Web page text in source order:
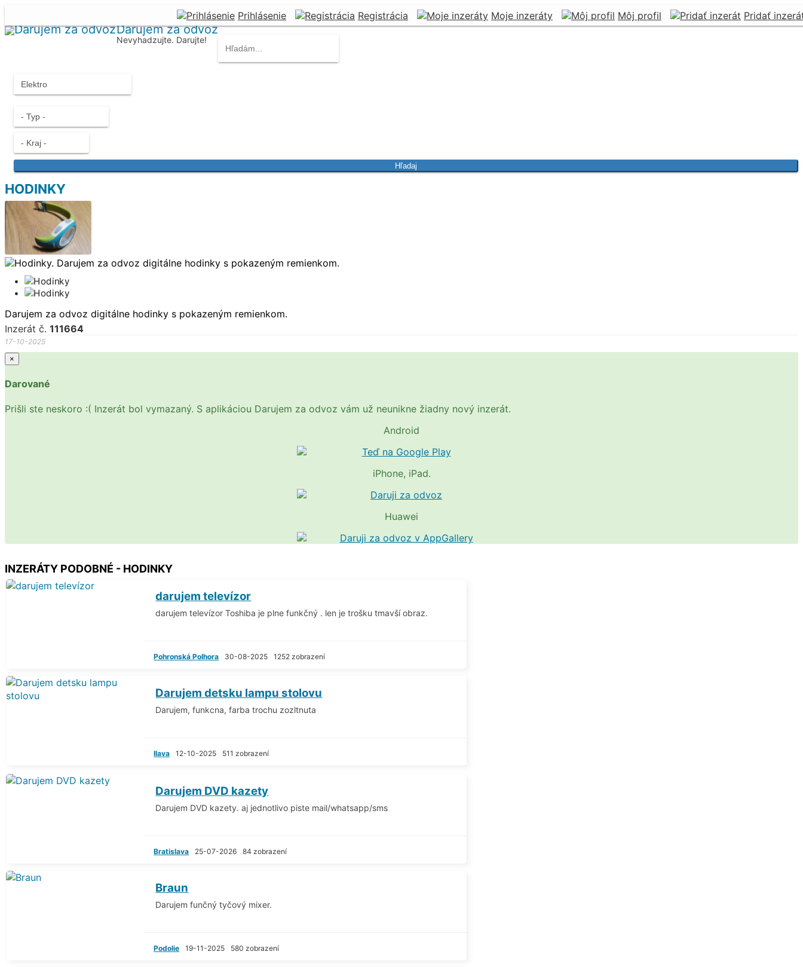
Prihlásenie Registrácia Moje inzeráty Môj profil Pridať
Darujem za odvoz
Nevyhadzujte. Darujte!
Hľadaj
HODINKY
Darujem za odvoz digitálne hodinky s pokazeným remienkom.
Inzerát č. 111664
17-10-2025
×
Darované
Prišli ste neskoro :( Inzerát bol vymazaný. S aplikáciou Darujem za odvoz vám už neunikne žiadny nový inzerát.
Android
iPhone, iPad.
Huawei
INZERÁTY PODOBNÉ - HODINKY
darujem televízor
darujem televízor Toshiba je plne funkčný . len je trošku tmavší obraz.
Pohronská Polhora 30-08-2025 1252 zobrazení
Darujem detsku lampu stolovu
Darujem, funkcna, farba trochu zozltnuta
Ilava 12-10-2025 511 zobrazení
Darujem DVD kazety
Darujem DVD kazety. aj jednotlivo piste mail/whatsapp/sms
Bratislava 25-07-2026 84 zobrazení
Braun
Darujem funčný tyčový mixer.
Podolie 19-11-2025 580 zobrazení